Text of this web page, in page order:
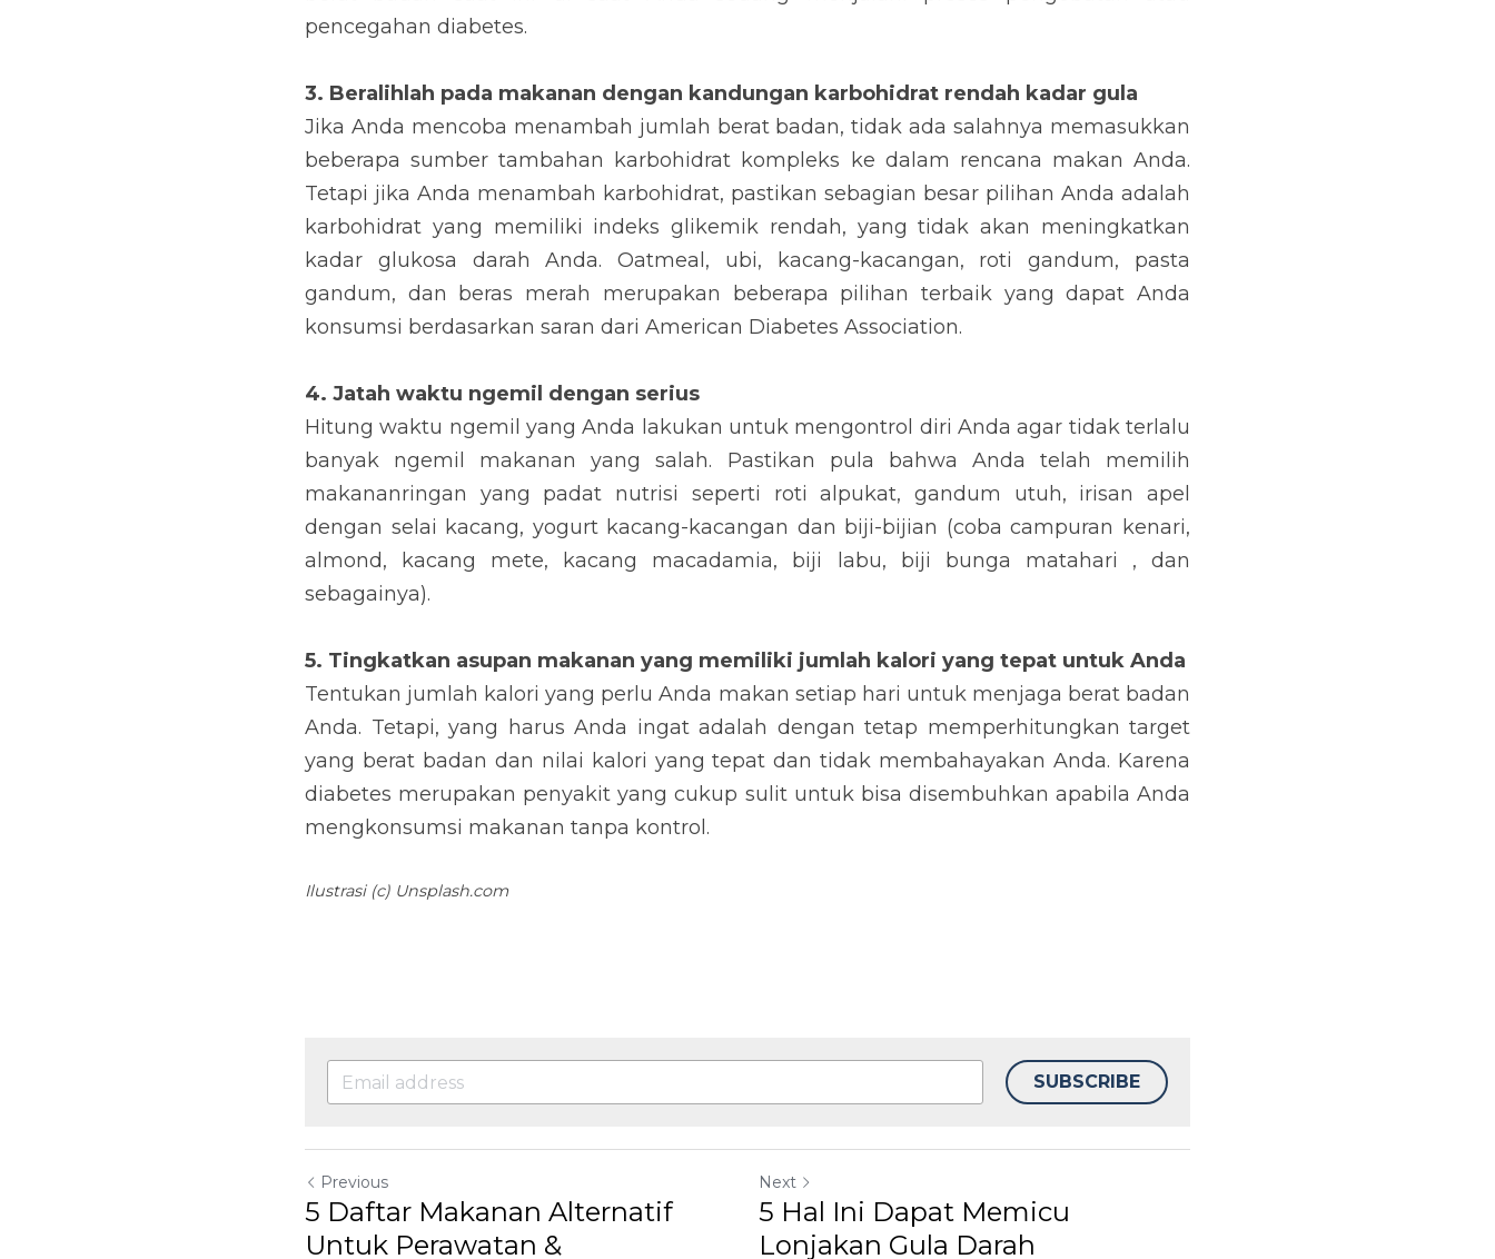
3. Beralihlah pada makanan dengan kandungan karbohidrat rendah kadar gula
sumber tambahan karbohidrat kompleks ke dalam rencana makan Anda. Tetapi jika Anda
menambah karbohidrat, pastikan sebagian besar pilihan Anda adalah karbohidrat yang memiliki
indeks glikemik rendah, yang tidak akan meningkatkan kadar glukosa darah Anda. Oatmeal, ubi,
kacang-kacangan, roti gandum, pasta gandum, dan beras merah merupakan beberapa pilihan
terbaik yang dapat Anda konsumsi berdasarkan saran dari American Diabetes Association.
4. Jatah waktu ngemil dengan serius
Hitung waktu ngemil yang Anda lakukan untuk mengontrol diri Anda agar tidak terlalu banyak
nutrisi seperti roti alpukat, gandum utuh, irisan apel dengan selai kacang, yogurt kacang-kacangan
dan biji-bijian (coba campuran kenari, almond, kacang mete, kacang macadamia, biji labu, biji
bunga matahari , dan sebagainya).
5. Tingkatkan asupan makanan yang memiliki jumlah kalori yang tepat untuk Anda
Tentukan jumlah kalori yang perlu Anda makan setiap hari untuk menjaga berat badan Anda. Tetapi,
yang harus Anda ingat adalah dengan tetap memperhitungkan target yang berat badan dan nilai
sulit untuk bisa disembuhkan apabila Anda mengkonsumsi makanan tanpa kontrol.
Ilustrasi (c) Unsplash.com
Perawatan & Pencegahan...
Return to site